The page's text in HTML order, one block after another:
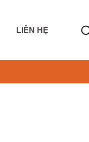
LIÊN HỆ